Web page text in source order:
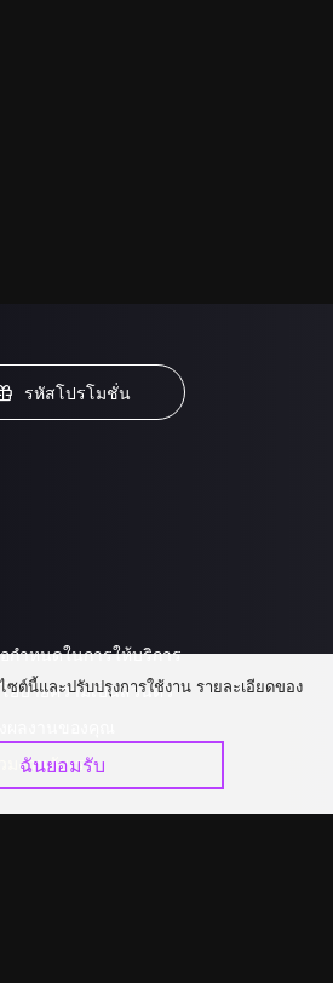
รหัสโปรโมชั่น
กำหนดในการให้บริการ
ยบายความเป็นส่วนตัว
วมงานกับเรา
ซต์นี้และปรับปรุงการใช้งาน รายละเอียดของ
ฉันยอมรับ